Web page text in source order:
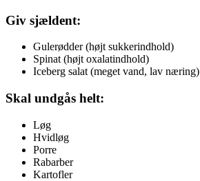
Giv sjældent:
Gulerødder (højt sukkerindhold)
Spinat (højt oxalatindhold)
Iceberg salat (meget vand, lav næring)
Skal undgås helt:
Løg
Hvidløg
Porre
Rabarber
Kartofler